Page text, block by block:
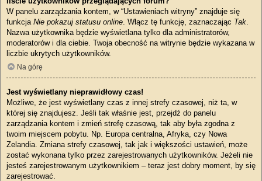
W panelu zarządzania kontem, w “Ustawieniach witryny” znajduje się
funkcja Nie pokazuj statusu online . Włącz tę funkcję, zaznaczając Tak
Nazwa użytkownika będzie wyświetlana tylko dla administratorów,
moderatorów i dla ciebie. Twoja obecność na witrynie będzie wykazana w
liczbie ukrytych użytkowników.
Na górę
Jest wyświetlany nieprawidłowy czas!
Możliwe, że jest wyświetlany czas z innej strefy czasowej, niż ta, w
której się znajdujesz. Jeśli tak właśnie jest, przejdź do panelu
zarządzania kontem i zmień strefę czasową, tak aby była zgodna z
twoim miejscem pobytu. Np. Europa centralna, Afryka, czy Nowa
Zelandia. Zmiana strefy czasowej, tak jak i większości ustawień, może
zostać wykonana tylko przez zarejestrowanych użytkowników. Jeżeli nie
jesteś zarejestrowanym użytkownikiem – teraz jest dobry moment, by się
zarejestrować.